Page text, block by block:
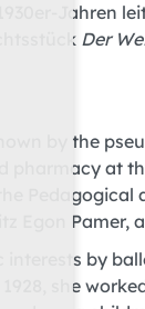
Jahren
Der
by the
pharmacy at
Egon Pamer,
interests by
1928, she